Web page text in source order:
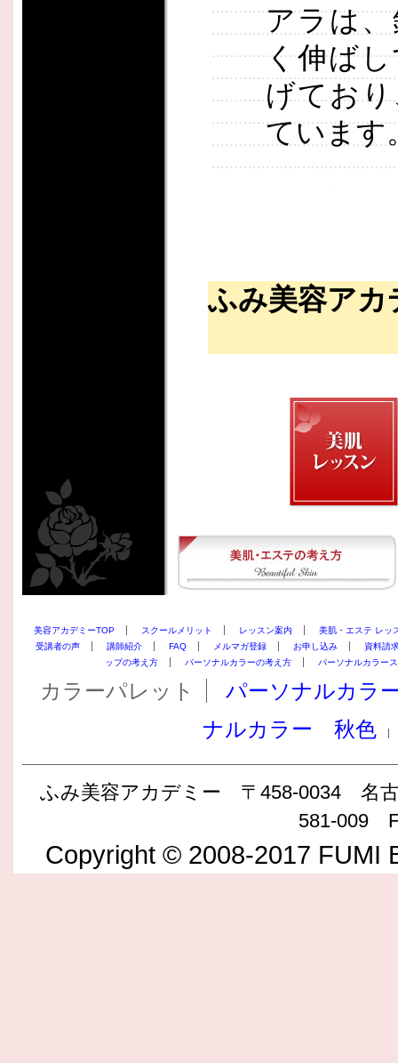
アラは
く伸ば
げてお
ています
ふみ美容アカ
美容アカデミーTOP スクールメリット レッスン案内
美肌・エステ レッ
受講者の声
講師紹介 FAQ メルマガ登録 お申し込み
資料請
ップの考え方
パーソナルカラーの考え方 パーソナルカラー
カラーパレット
パーソナルカラ
ナルカラー 秋色
ふみ美容アカデミー 〒458-0034 名
581-009
Copyright © 2008-2017 FUMI